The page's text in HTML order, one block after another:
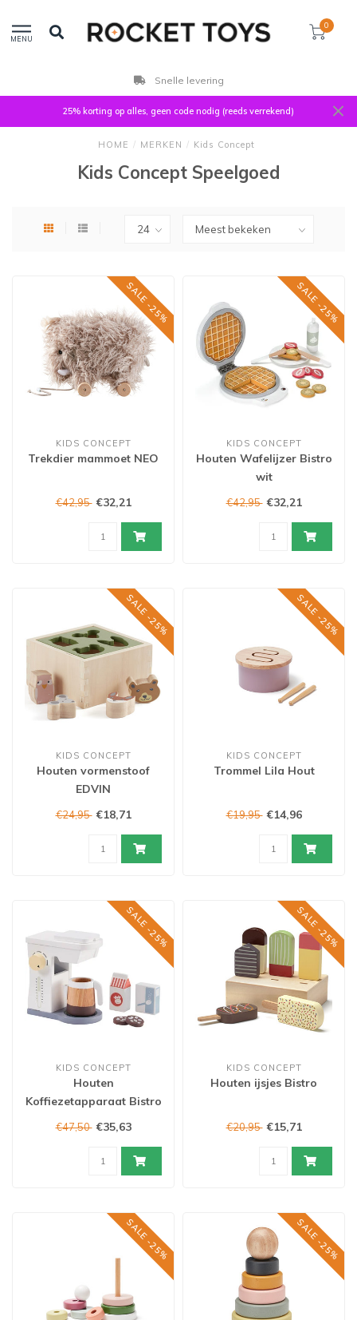
MENU
0
Klanten beoordelen ons met 9,3
25% korting op alles, geen code nodig (reeds verrekend)
HOME / MERKEN / Kids Concept
Kids Concept Speelgoed
SALE -25%
KIDS CONCEPT
Trekdier mammoet NEO
€42,95 €32,21
SALE -25%
KIDS CONCEPT
Houten Wafelijzer Bistro
wit
€42,95 €32,21
SALE -25%
KIDS CONCEPT
Houten vormenstoof
EDVIN
€24,95 €18,71
SALE -25%
KIDS CONCEPT
Trommel Lila Hout
€19,95 €14,96
SALE -25%
KIDS CONCEPT
Houten
Koffiezetapparaat Bistro
wit
€47,50 €35,63
SALE -25%
KIDS CONCEPT
Houten ijsjes Bistro
€20,95 €15,71
SALE -25% SALE -25%